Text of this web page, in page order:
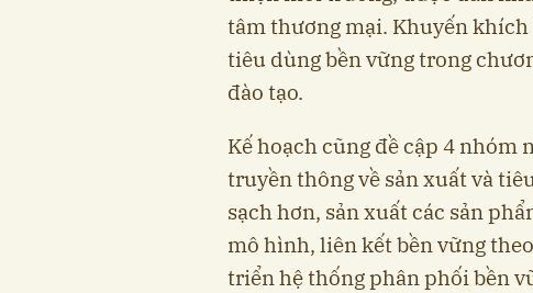
tâm thương mại. Khuyến khích
tiêu dùng bền vững trong
đào tạo.
Kế hoạch cũng đề cập 4
truyền thông về sản xuất và
sạch hơn, sản xuất các sản
mô hình, liên kết bền vững
triển hệ thống phân phối bền